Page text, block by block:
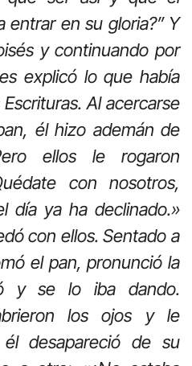
entrar en su gloria?” Y
y continuando por
explicó lo que había
Al acercarse
él hizo ademán de
ellos le rogaron
con nosotros,
día ya ha declinado.»
con ellos. Sentado a
el pan, pronunció la
y se lo iba dando.
los ojos y le
desapareció de su